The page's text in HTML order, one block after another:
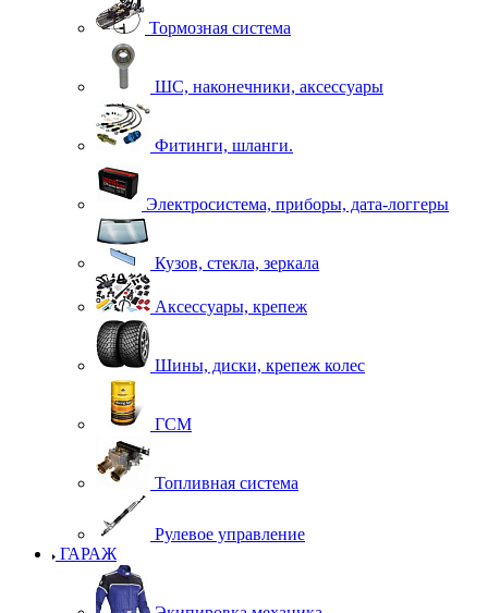
Тормозная система
ШС, наконечники, аксессуары
Фитинги, шланги.
Электросистема, приборы, дата-логгеры
Кузов, стекла, зеркала
Аксессуары, крепеж
Шины, диски, крепеж колес
ГСМ
Топливная система
Рулевое управление
ГАРАЖ